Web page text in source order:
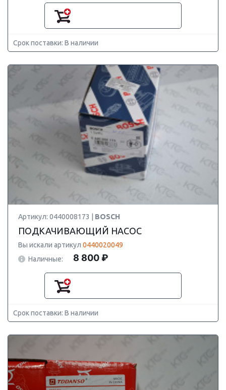
Срок поставки: В наличии
Артикул: 0440008173 | BOSCH
ПОДКАЧИВАЮЩИЙ НАСОС
Вы искали артикул 0440020049
Наличные:
8 800 ₽
Срок поставки: В наличии